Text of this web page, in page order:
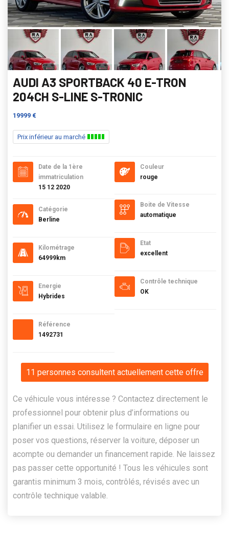
AUDI A3 SPORTBACK 40 E-TRON
204CH S-LINE S-TRONIC
19999 €
Prix inférieur au marché
Date de la 1ère
immatriculation
15 12 2020
Catégorie
Berline
Kilométrage
64999km
Energie
Hybrides
Référence
1492731
Couleur
rouge
Boite de Vitesse
automatique
Etat
excellent
Contrôle technique
OK
11 personnes consultent actuellement cette offre
Ce véhicule vous intéresse ? Contactez directement le
professionnel pour obtenir plus d’informations ou
planifier un essai. Utilisez le formulaire en ligne pour
poser vos questions, réserver la voiture, déposer un
acompte ou demander un financement rapide. Ne laissez
pas passer cette opportunité ! Tous les véhicules sont
garantis minimum 3 mois, contrôlés, révisés avec un
contrôle technique valable.